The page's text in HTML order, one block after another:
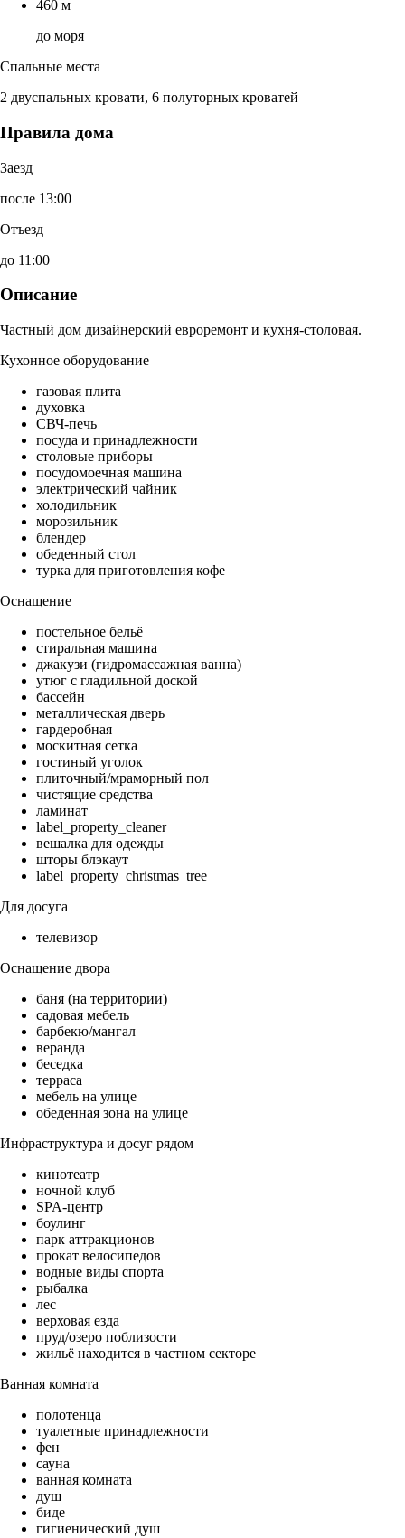
460 м
до моря
Спальные места
2 двуспальных кровати, 6 полуторных кроватей
Правила дома
Заезд
после 13:00
Отъезд
до 11:00
Описание
Частный дом дизайнерский евроремонт и кухня-столовая.
Кухонное оборудование
газовая плита
духовка
СВЧ-печь
посуда и принадлежности
столовые приборы
посудомоечная машина
электрический чайник
холодильник
морозильник
блендер
обеденный стол
турка для приготовления кофе
Оснащение
постельное бельё
стиральная машина
джакузи (гидромассажная ванна)
утюг с гладильной доской
бассейн
металлическая дверь
гардеробная
москитная сетка
гостиный уголок
плиточный/мраморный пол
чистящие средства
ламинат
label_property_cleaner
вешалка для одежды
шторы блэкаут
label_property_christmas_tree
Для досуга
телевизор
Оснащение двора
баня (на территории)
садовая мебель
барбекю/мангал
веранда
беседка
терраса
мебель на улице
обеденная зона на улице
Инфраструктура и досуг рядом
кинотеатр
ночной клуб
SPA-центр
боулинг
парк аттракционов
прокат велосипедов
водные виды спорта
рыбалка
лес
верховая езда
пруд/озеро поблизости
жильё находится в частном секторе
Ванная комната
полотенца
туалетные принадлежности
фен
сауна
ванная комната
душ
биде
гигиенический душ